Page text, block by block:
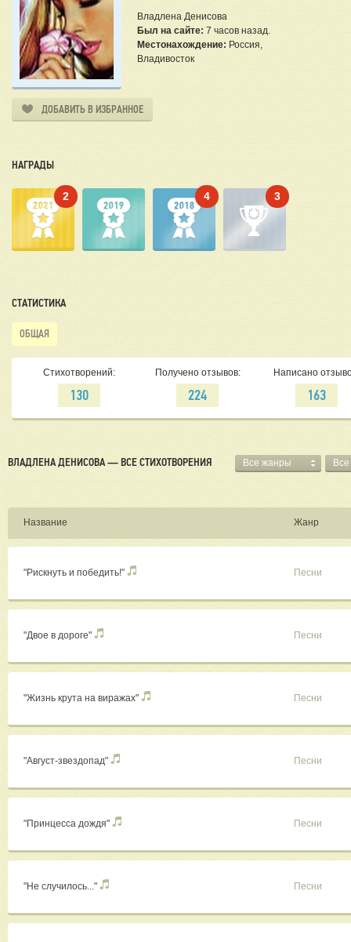
Владлена Денисова
Был на сайте: 7 часов назад.
Местонахождение: Россия,
Владивосток
ДОБАВИТЬ В ИЗБРАННОЕ
НАГРАДЫ
2 4 3
СТАТИСТИКА
ОБЩАЯ
Стихотворений:
130
Получено отзывов:
224
Написано
163
ВЛАДЛЕНА ДЕНИСОВА — ВСЕ СТИХОТВОРЕНИЯ Все жанры
Название Жанр
"Рискнуть и победить!" Песни
"Двое в дороге" Песни
"Жизнь крута на виражах" Песни
"Август-звездопад" Песни
"Принцесса дождя" Песни
"Не случилось..." Песни